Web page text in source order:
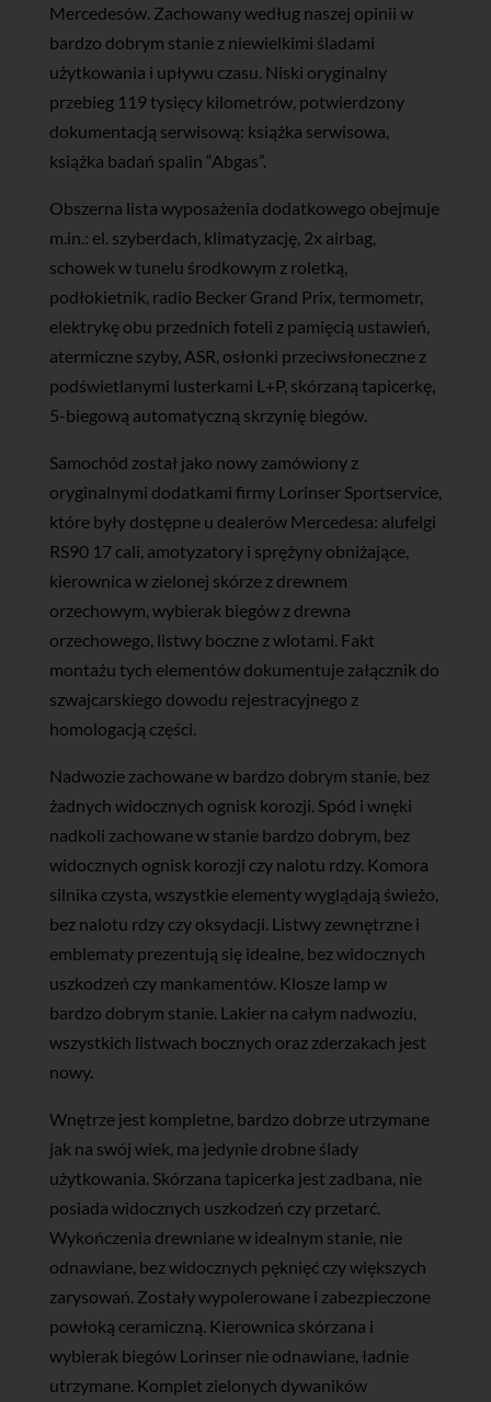
Mercedesów. Zachowany według naszej opinii w
bardzo dobrym stanie z niewielkimi śladami
użytkowania i upływu czasu. Niski oryginalny
przebieg 119 tysięcy kilometrów, potwierdzony
dokumentacją serwisową: książka serwisowa,
książka badań spalin “Abgas”.
Obszerna lista wyposażenia dodatkowego obejmuje
m.in.: el. szyberdach, klimatyzację, 2x airbag,
schowek w tunelu środkowym z roletką,
podłokietnik, radio Becker Grand Prix, termometr,
elektrykę obu przednich foteli z pamięcią ustawień,
atermiczne szyby, ASR, osłonki przeciwsłoneczne z
podświetlanymi lusterkami L+P, skórzaną tapicerkę,
5-biegową automatyczną skrzynię biegów.
Samochód został jako nowy zamówiony z
oryginalnymi dodatkami firmy Lorinser Sportservice,
które były dostępne u dealerów Mercedesa: alufelgi
RS90 17 cali, amotyzatory i sprężyny obniżające,
kierownica w zielonej skórze z drewnem
orzechowym, wybierak biegów z drewna
orzechowego, listwy boczne z wlotami. Fakt
montażu tych elementów dokumentuje załącznik do
szwajcarskiego dowodu rejestracyjnego z
homologacją części.
Nadwozie zachowane w bardzo dobrym stanie, bez
żadnych widocznych ognisk korozji. Spód i wnęki
nadkoli zachowane w stanie bardzo dobrym, bez
widocznych ognisk korozji czy nalotu rdzy. Komora
silnika czysta, wszystkie elementy wyglądają świeżo,
bez nalotu rdzy czy oksydacji. Listwy zewnętrzne i
emblematy prezentują się idealne, bez widocznych
uszkodzeń czy mankamentów. Klosze lamp w
bardzo dobrym stanie. Lakier na całym nadwoziu,
wszystkich listwach bocznych oraz zderzakach jest
nowy.
Wnętrze jest kompletne, bardzo dobrze utrzymane
jak na swój wiek, ma jedynie drobne ślady
użytkowania. Skórzana tapicerka jest zadbana, nie
posiada widocznych uszkodzeń czy przetarć.
Wykończenia drewniane w idealnym stanie, nie
odnawiane, bez widocznych pęknięć czy większych
zarysowań. Zostały wypolerowane i zabezpieczone
powłoką ceramiczną. Kierownica skórzana i
wybierak biegów Lorinser nie odnawiane, ładnie
utrzymane. Komplet zielonych dywaników